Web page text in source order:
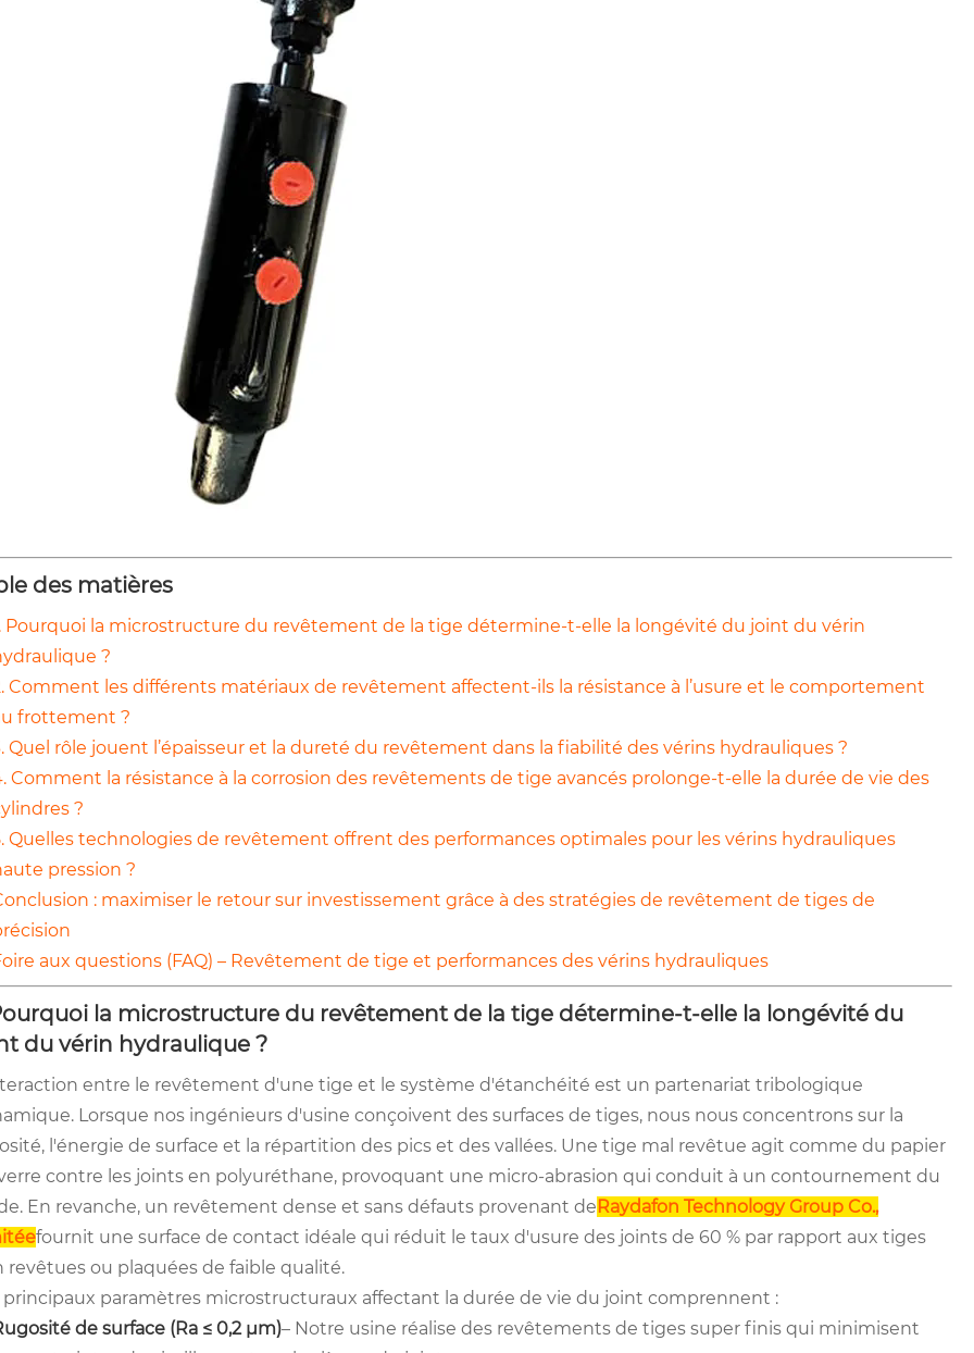
des matières
Pourquoi la microstructure du revêtement de la tige détermine-t-elle la longévité du joint du vérin
?
Comment les différents matériaux de revêtement affectent-ils la résistance à l’usure et le comportement
frottement ?
Quel rôle jouent l’épaisseur et la dureté du revêtement dans la fiabilité des vérins hydrauliques ?
Comment la résistance à la corrosion des revêtements de tige avancés prolonge-t-elle la durée de vie des
?
Quelles technologies de revêtement offrent des performances optimales pour les vérins hydrauliques
pression ?
: maximiser le retour sur investissement grâce à des stratégies de revêtement de tiges de
aux questions (FAQ) – Revêtement de tige et performances des vérins hydrauliques
la microstructure du revêtement de la tige détermine-t-elle la longévité du
du vérin hydraulique ?
entre le revêtement d'une tige et le système d'étanchéité est un partenariat tribologique
Lorsque nos ingénieurs d'usine conçoivent des surfaces de tiges, nous nous concentrons sur la
l'énergie de surface et la répartition des pics et des vallées. Une tige mal revêtue agit comme du papier
contre les joints en polyuréthane, provoquant une micro-abrasion qui conduit à un contournement du
En revanche, un revêtement dense et sans défauts provenant deRaydafon Technology Group Co.,
fournit une surface de contact idéale qui réduit le taux d'usure des joints de 60 % par rapport aux tiges
revêtues ou plaquées de faible qualité.
principaux paramètres microstructuraux affectant la durée de vie du joint comprennent :
de surface (Ra ≤ 0,2 µm)– Notre usine réalise des revêtements de tiges super finis qui minimisent